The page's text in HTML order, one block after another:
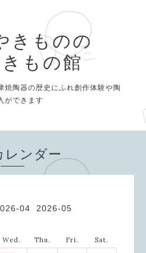
きものの
もの館
焼陶器の歴史にふれ創作体験や陶
ができます
レンダー
04 2026-05
Wed. Thu. Fri. Sat.